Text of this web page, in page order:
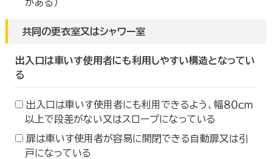
がある）
共同の更衣室又はシャワー室
出入口は車いす使用者にも利用しやすい構造となってい
る
出入口は車いす使用者にも利用できるよう、幅８０ｃｍ
以上で段差がない又はスロープになっている
扉は車いす使用者が容易に開閉できる自動扉又は引
戸になっている